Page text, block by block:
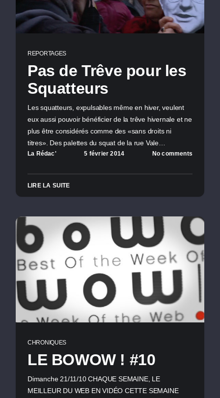
REPORTAGES
Pas de Trêve pour les
Squatteurs
Les squatteurs, expulsables même en hiver, veulent
eux aussi pouvoir bénéficier de la trêve hivernale et ne
plus être considérés comme des «sans droits ni
titres». Des palettes du squat de la rue Vale…
La Rédac' 5 février 2014 No comments
LIRE LA SUITE
CHRONIQUES
LE BOWOW ! #10
Dimanche 21/11/10 CHAQUE SEMAINE, LE
MEILLEUR DU WEB EN VIDÉO CETTE SEMAINE